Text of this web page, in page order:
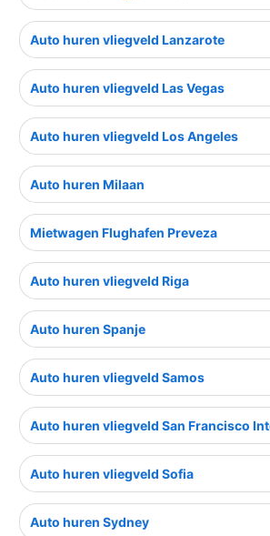
Auto huren vliegveld Lanzarote
Auto huren vliegveld Las Vegas
Auto huren vliegveld Los Angeles
Auto huren Milaan
Mietwagen Flughafen Preveza
Auto huren vliegveld Riga
Auto huren Spanje
Auto huren vliegveld Samos
Auto huren vliegveld San Francisco
Auto huren vliegveld Sofia
Auto huren Sydney